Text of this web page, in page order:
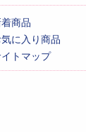
商品
に入り商品
トマップ